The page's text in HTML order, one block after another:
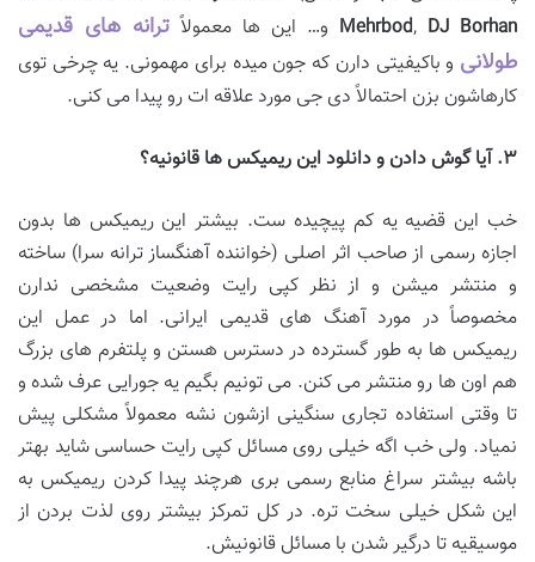
Mehrbod, DJ Borhan و… این ها معمولاً ترانه های قدیمی
طولانی و باکیفیتی دارن که جون میده برای مهمونی. یه چرخی توی
کارهاشون بزن احتمالاً دی جی مورد علاقه ات رو پیدا می کنی.
۳.آیا گوش دادن و دانلود این ریمیکس ها قانونیه؟
خب این قضیه یه کم پیچیده ست. بیشتر این ریمیکس ها بدون
اجازه رسمی از صاحب اثر اصلی (خواننده آهنگساز ترانه سرا) ساخته
و منتشر میشن و از نظر کپی رایت وضعیت مشخصی ندارن
مخصوصاً در مورد آهنگ های قدیمی ایرانی. اما در عمل این
ریمیکس ها به طور گسترده در دسترس هستن و پلتفرم های بزرگ
هم اون ها رو منتشر می کنن. می تونیم بگیم یه جورایی عرف شده و
تا وقتی استفاده تجاری سنگینی ازشون نشه معمولاً مشکلی پیش
نمیاد. ولی خب اگه خیلی روی مسائل کپی رایت حساسی شاید بهتر
باشه بیشتر سراغ منابع رسمی بری هرچند پیدا کردن ریمیکس به
این شکل خیلی سخت تره. در کل تمرکز بیشتر روی لذت بردن از
موسیقیه تا درگیر شدن با مسائل قانونیش.